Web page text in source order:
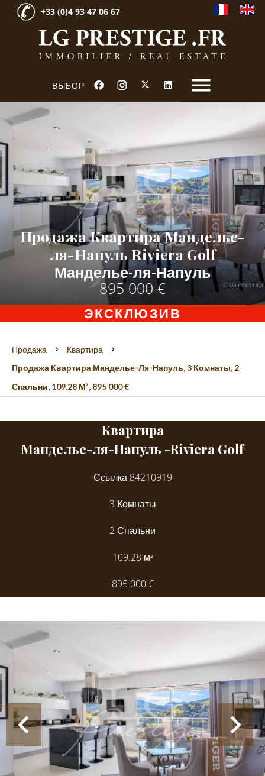
ВЫБОР
+33 (0)4 93 47 06 67
Продажа Квартира Манделье-
ля-Напуль Riviera Golf
Манделье-ля-Напуль
895 000 €
ЭКСКЛЮЗИВ
Продажа
Квартира
Продажа Квартира Манделье-Ля-Напуль, 3 Комнаты, 2
Спальни, 109.28 М², 895 000 €
Квартира
Манделье-ля-Напуль -Riviera Golf
Ссылка84210919
3 Комнаты
2 Спальни
109.28м²
895 000 €